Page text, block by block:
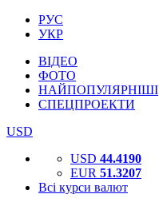
РУС
УКР
ВІДЕО
ФОТО
НАЙПОПУЛЯРНІШІ
СПЕЦПРОЕКТИ
USD
USD 44.4190
EUR 51.3207
Всі курси валют